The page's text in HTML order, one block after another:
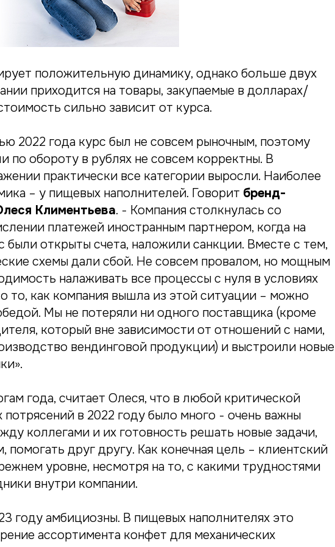
положительную динамику, однако больше двух
приходится на товары, закупаемые в долларах/
сильно зависит от курса.
2022 года курс был не совсем рыночным, поэтому
по обороту в рублях не совсем корректны. В
практически все категории выросли. Наиболее
– у пищевых наполнителей. Говорит бренд-
Климентьева. - Компания столкнулась со
платежей иностранным партнером, когда на
были открыты счета, наложили санкции. Вместе с тем,
схемы дали сбой. Не совсем провалом, но мощным
налаживать все процессы с нуля в условиях
то, как компания вышла из этой ситуации – можно
Мы не потеряли ни одного поставщика (кроме
который вне зависимости от отношений с нами,
вендинговой продукции) и выстроили новые
года, считает Олеся, что в любой критической
в 2022 году было много - очень важны
коллегами и их готовность решать новые задачи,
помогать друг другу. Как конечная цель – клиентский
уровне, несмотря на то, с какими трудностями
внутри компании.
году амбициозны. В пищевых наполнителях это
ассортимента конфет для механических